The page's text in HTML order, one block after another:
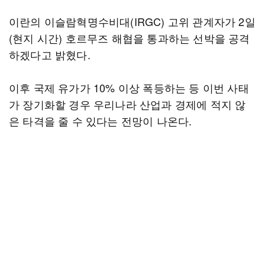
이란의 이슬람혁명수비대(IRGC) 고위 관계자가 2일
(현지 시간) 호르무즈 해협을 통과하는 선박을 공격
하겠다고 밝혔다.
이후 국제 유가가 10% 이상 폭등하는 등 이번 사태
가 장기화할 경우 우리나라 산업과 경제에 적지 않
은 타격을 줄 수 있다는 전망이 나온다.